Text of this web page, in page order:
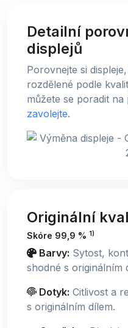
Detailní
displejů
Porovnejte si
rozdělené podle
můžete se poradit
zavolejte.
Originální
Skóre 99,9 % 1)
Barvy: Sytost,
shodné s originálním
Dotyk: Citlivost a
s originálním dílem.